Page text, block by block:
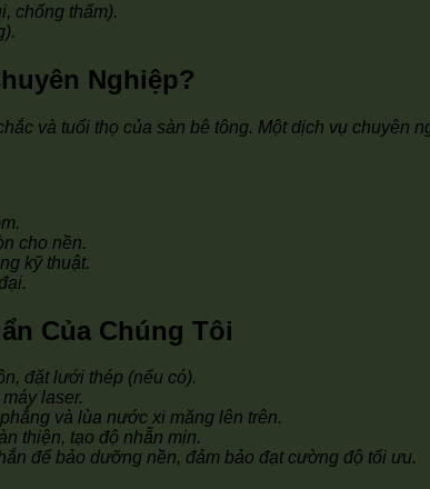
chống thấm).
Nghiệp?
và tuổi thọ của sàn bê tông. Một dịch vụ chuyên
cho nền.
kỹ thuật.
Của Chúng Tôi
đặt lưới thép (nếu có).
laser.
và lùa nước xi măng lên trên.
thiện, tạo độ nhẵn mịn.
để bảo dưỡng nền, đảm bảo đạt cường độ tối ưu.